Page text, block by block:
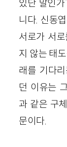
있단 말인
니다. 신동
서로가 서
지 않는 태
래를 기다
던 이유는
과 같은 구
문이다.